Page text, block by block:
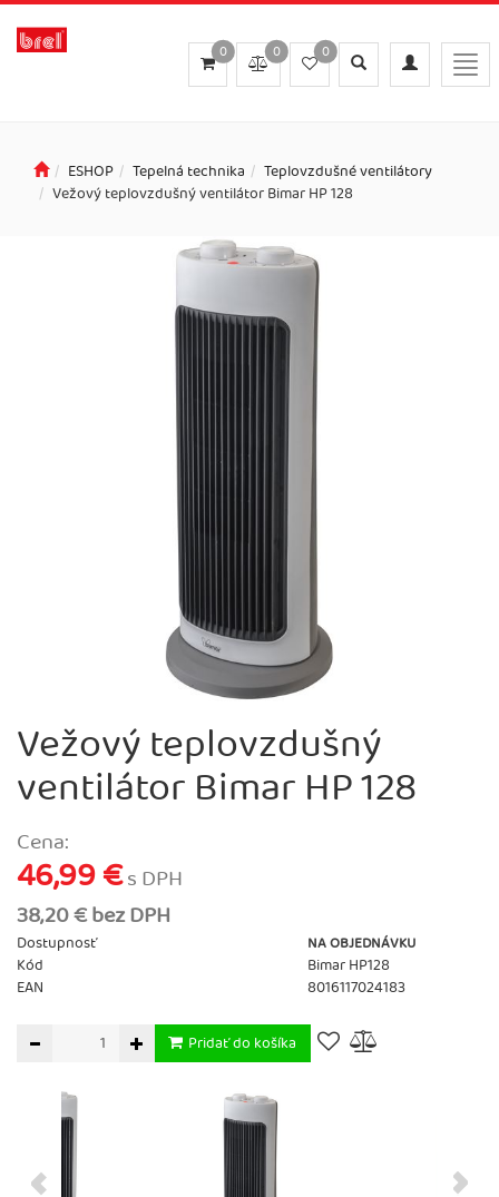
Toggle
navigation
Toggle
search
0
0
0
ESHOP Tepelná technika
Teplovzdušné ventilátory
Vežový teplovzdušný ventilátor Bimar HP 128
Vežový teplovzdušný
ventilátor Bimar HP 128
Cena:
46,99 €s DPH
38,20 € bez DPH
Dostupnosť NA OBJEDNÁVKU
Kód
Bimar HP128
EAN
8016117024183
Pridať do košíka